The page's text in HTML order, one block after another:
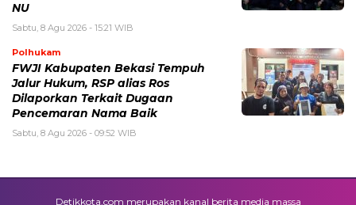
NU
Sabtu, 8 Agu 2026 - 15:21 WIB
Polhukam
FWJI Kabupaten Bekasi Tempuh
Jalur Hukum, RSP alias Ros
Dilaporkan Terkait Dugaan
Pencemaran Nama Baik
Sabtu, 8 Agu 2026 - 09:52 WIB
Detikkota.com merupakan kanal berita media massa